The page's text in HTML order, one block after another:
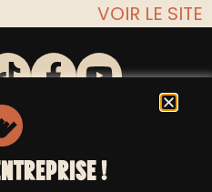
VOIR LE SITE
!